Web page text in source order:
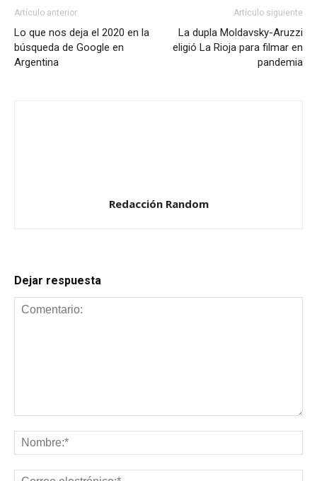
Artículo anterior
Lo que nos deja el 2020 en la
búsqueda de Google en
Argentina
Artículo siguiente
La dupla Moldavsky-Aruzzi
eligió La Rioja para filmar en
pandemia
Redacción Random
Dejar respuesta